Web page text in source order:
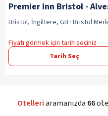
Premier Inn Bristol -
Bristol, İngiltere, GB · Bristol
Fiyatı görmek için tarih seçiniz
Tarih Seç
Otelleriaramanızda 66